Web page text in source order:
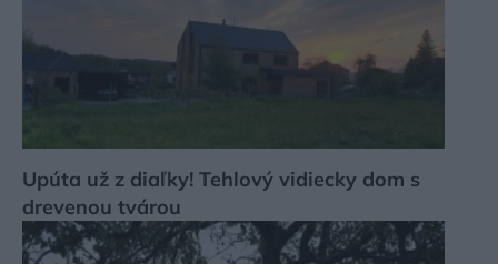
Upúta už z diaľky! Tehlový vidiecky dom s
drevenou tvárou